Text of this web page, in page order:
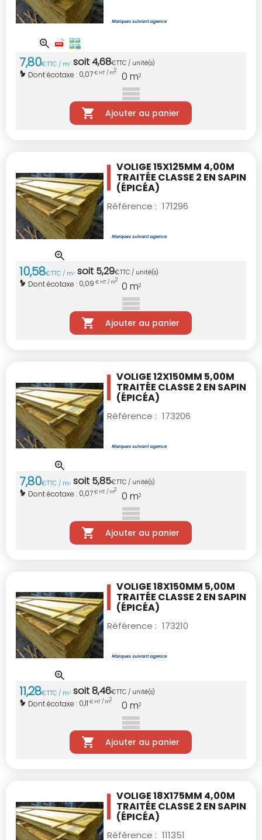
7,80€TTC / m2 soit4,68€TTC / unité(s)
Dont écotaxe : 0,07€ HT / m2 0 m2
Ajouter au panier
VOLIGE 15X125MM 4,00M
TRAITÉE CLASSE 2 EN SAPIN
(ÉPICÉA)
Référence : 171296
10,58€TTC / m2 soit 5,29€TTC / unité(s)
Dont écotaxe : 0,09 € HT / m2 0 m2
Ajouter au panier
VOLIGE 12X150MM 5,00M
TRAITÉE CLASSE 2 EN SAPIN
(ÉPICÉA)
Référence : 173206
7,80€TTC / m2 soit 5,85€TTC / unité(s)
Dont écotaxe : 0,07€ HT / m2 0 m2
Ajouter au panier
VOLIGE 18X150MM 5,00M
TRAITÉE CLASSE 2 EN SAPIN
(ÉPICÉA)
Référence : 173210
11,28€TTC / m2 soit8,46€TTC / unité(s)
Dont écotaxe : 0,11 € HT / m2 0 m2
Ajouter au panier
VOLIGE 18X175MM 4,00M
TRAITÉE CLASSE 2 EN SAPIN
(ÉPICÉA)
Référence : 111351